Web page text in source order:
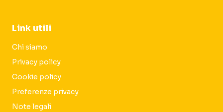
Link utili
Chi siamo
Privacy policy
Cookie policy
Preferenze privacy
Note legali